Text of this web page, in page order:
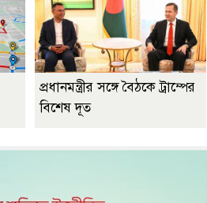
প্রধানমন্ত্রীর সঙ্গে বৈঠকে ট্রাম্পের
বিশেষ দূত